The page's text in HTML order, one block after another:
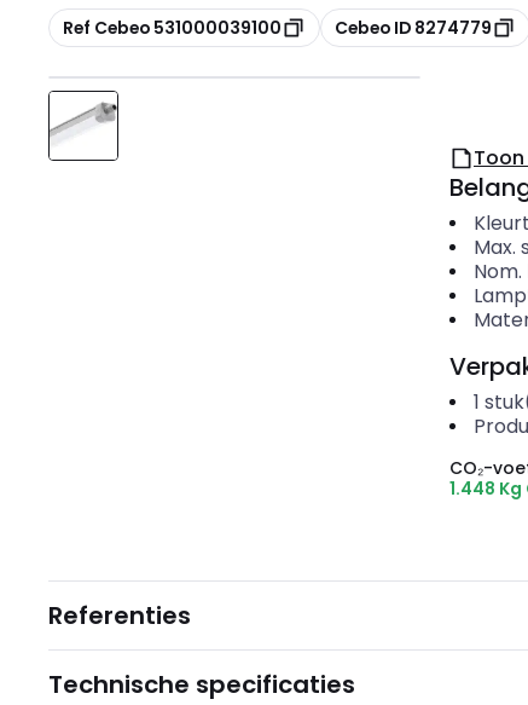
Kopiëren
Ref Cebeo 531000039100 Kopiëren
Cebeo ID 8274779
Max.
1
CO₂-
1.448 Kg
Referenties
Technische specificaties